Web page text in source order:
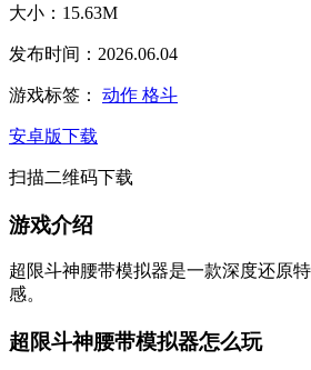
大小：15.63M
发布时间：2026.06.04
游戏标签： 动作 格斗
安卓版下载
扫描二维码下载
游戏介绍
超限斗神腰带模拟器是一款深度还原
感。
超限斗神腰带模拟器怎么玩